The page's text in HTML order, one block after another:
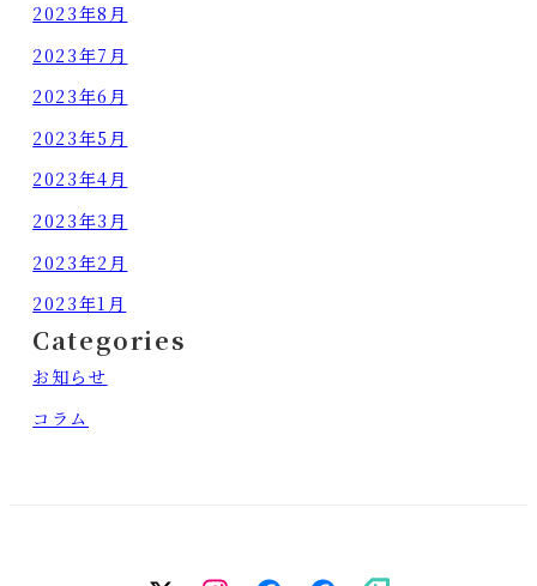
2023年8月
2023年7月
2023年6月
2023年5月
2023年4月
2023年3月
2023年2月
2023年1月
Categories
お知らせ
コラム